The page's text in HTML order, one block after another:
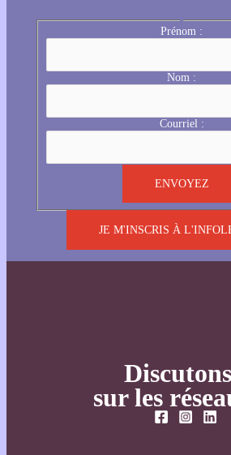
Prénom :
Nom :
Courriel :
JE M'INSCRIS À
Discutons
sur les